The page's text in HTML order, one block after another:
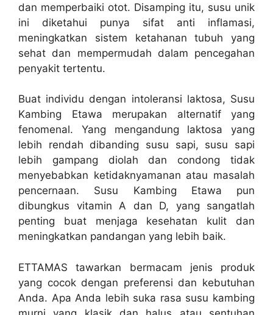
dan memperbaiki otot. Disamping itu, susu unik
ini diketahui punya sifat anti inflamasi,
meningkatkan sistem ketahanan tubuh yang
sehat dan mempermudah dalam pencegahan
penyakit tertentu.
Buat individu dengan intoleransi laktosa, Susu
Kambing Etawa merupakan alternatif yang
fenomenal. Yang mengandung laktosa yang
lebih rendah dibanding susu sapi, susu sapi
lebih gampang diolah dan condong tidak
menyebabkan ketidaknyamanan atau masalah
pencernaan. Susu Kambing Etawa pun
dibungkus vitamin A dan D, yang sangatlah
penting buat menjaga kesehatan kulit dan
meningkatkan pandangan yang lebih baik.
ETTAMAS tawarkan bermacam jenis produk
yang cocok dengan preferensi dan kebutuhan
Anda. Apa Anda lebih suka rasa susu kambing